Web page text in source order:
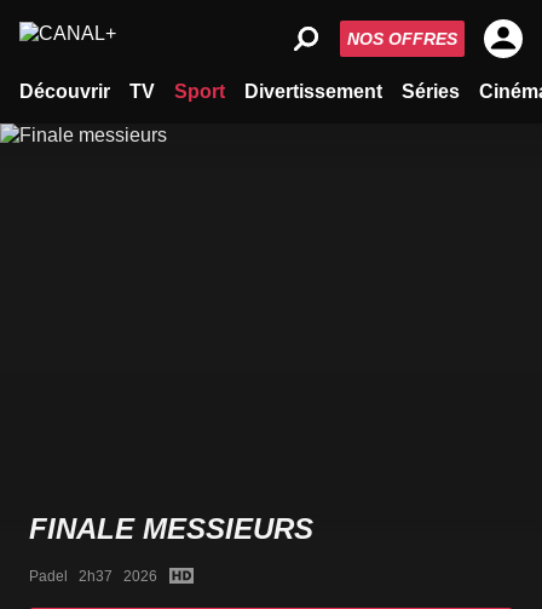
Découvrir TV Sport Divertissement Séries
NOS OFFRES
FINALE MESSIEURS
Padel   2h37   2026